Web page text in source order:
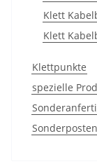
Klett
Klett
Klettpunkte
spezielle
Sonderposten